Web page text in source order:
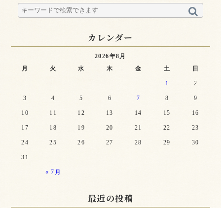
カレンダー
2026年8月
月
火 水 木 金 土 日
« 7月
1 2
3 4 5 6 7 8 9
10 11 12 13 14 15 16
17 18 19 20 21 22 23
24 25 26 27 28 29 30
31
最近の投稿